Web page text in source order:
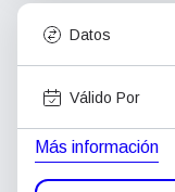
Datos
Válido Por
Más información